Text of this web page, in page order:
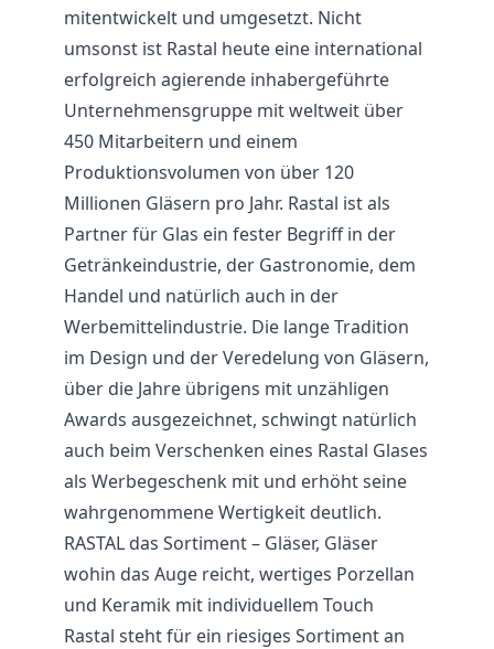
mitentwickelt und umgesetzt. Nicht
umsonst ist Rastal heute eine international
erfolgreich agierende inhabergeführte
Unternehmensgruppe mit weltweit über
450 Mitarbeitern und einem
Produktionsvolumen von über 120
Millionen Gläsern pro Jahr. Rastal ist als
Partner für Glas ein fester Begriff in der
Getränkeindustrie, der Gastronomie, dem
Handel und natürlich auch in der
Werbemittelindustrie. Die lange Tradition
im Design und der Veredelung von Gläsern,
über die Jahre übrigens mit unzähligen
Awards ausgezeichnet, schwingt natürlich
auch beim Verschenken eines Rastal Glases
als Werbegeschenk mit und erhöht seine
wahrgenommene Wertigkeit deutlich.
RASTAL das Sortiment – Gläser, Gläser
wohin das Auge reicht, wertiges Porzellan
und Keramik mit individuellem Touch
Rastal steht für ein riesiges Sortiment an